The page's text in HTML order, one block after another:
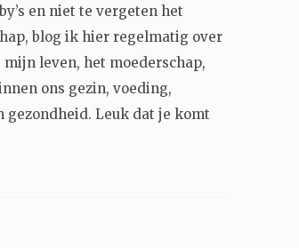
en niet te vergeten het
blog ik hier regelmatig over
mijn leven, het moederschap,
ons gezin, voeding,
gezondheid. Leuk dat je komt